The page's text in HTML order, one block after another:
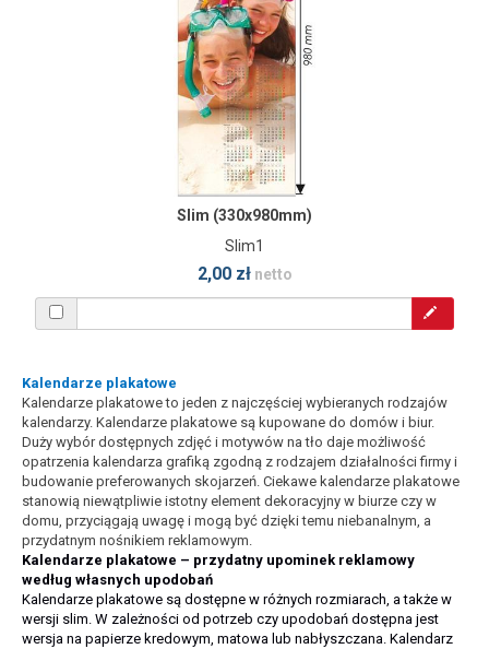
Slim (330x980mm)
Slim1
2,00 złnetto
Kalendarze plakatowe
Kalendarze plakatowe to jeden z najczęściej wybieranych rodzajów
kalendarzy. Kalendarze plakatowe są kupowane do domów i biur.
Duży wybór dostępnych zdjęć i motywów na tło daje możliwość
opatrzenia kalendarza grafiką zgodną z rodzajem działalności firmy i
budowanie preferowanych skojarzeń. Ciekawe kalendarze plakatowe
stanowią niewątpliwie istotny element dekoracyjny w biurze czy w
domu, przyciągają uwagę i mogą być dzięki temu niebanalnym, a
przydatnym nośnikiem reklamowym.
Kalendarze plakatowe – przydatny upominek reklamowy
według własnych upodobań
Kalendarze plakatowe są dostępne w różnych rozmiarach, a także w
wersji slim. W zależności od potrzeb czy upodobań dostępna jest
wersja na papierze kredowym, matowa lub nabłyszczana. Kalendarz